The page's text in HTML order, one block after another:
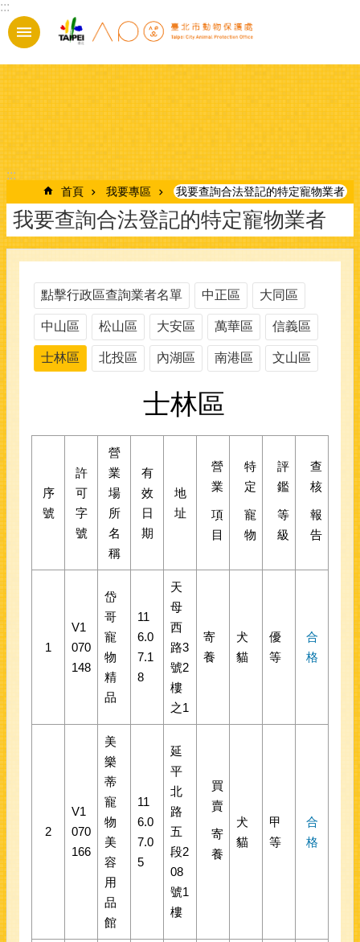
跳到主要內容區塊
:::
:::
首頁 我要專區 我要查詢合法登記的特定寵物業者
我要查詢合法登記的特定寵物業者
點擊行政區查詢業者名單 中正區 大同區
中山區 松山區 大安區 萬華區 信義區
士林區 北投區 內湖區 南港區 文山區
士林區
序
號
許
可
字
號
營
業
場
所
名
稱
有
效
日
期
地
址
營
業
項
目
特
定
寵
物
評
鑑
等
級
查
核
報
告
1
V1
070
148
岱
哥
寵
物
精
品
11
6.0
7.1
8
天
母
西
路3
號2
樓
之1
寄
養
犬
貓
優
等
合
格
2
V1
070
166
美
樂
蒂
寵
物
美
容
用
品
館
11
6.0
7.0
5
延
平
北
路
五
段2
08
號1
樓
買
賣
寄
養
犬
貓
甲
等
合
格